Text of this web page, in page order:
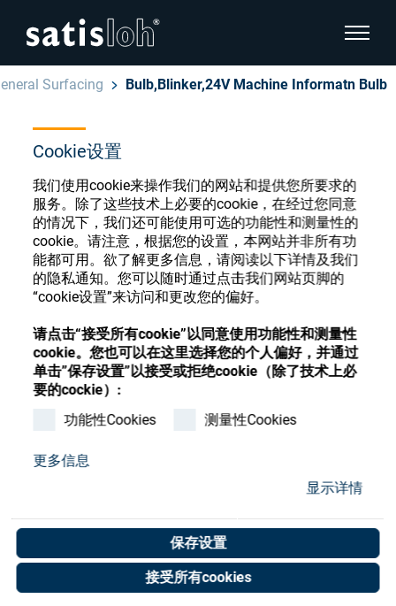
Cookie设置
我们使用cookie来操作我们的网站和提供您所要求的
服务。除了这些技术上必要的cookie，在经过您同意
的情况下，我们还可能使用可选的功能性和测量性的
cookie。请注意，根据您的设置，本网站并非所有功
能都可用。欲了解更多信息，请阅读以下详情及我们
的隐私通知。您可以随时通过点击我们网站页脚的
“cookie设置”来访问和更改您的偏好。
请点击“接受所有cookie”以同意使用功能性和测量性
cookie。您也可以在这里选择您的个人偏好，并通过
单击”保存设置”以接受或拒绝cookie（除了技术上必
要的cockie）:
功能性Cookies
测量性Cookies
更多信息
显示详情
保存设置
接受所有cookies
显示页
汉语
眼镜光学
精密光学
我们是谁
加入我们
隐藏页面导航
English
Deutsch
Español
Français
Surfacing Bulb,Blinker,24V Machine Informatn Bulb
眼镜光学耗材商店
注册或登录以访问您的帐户，并了解我们的各
种眼镜光学耗材
注册 登录
Bulb,Blinker,24V Machine
Informatn Bulb
Art. No. 20000853
Unit of measure : Piece